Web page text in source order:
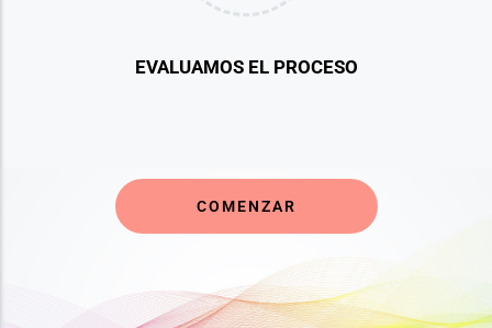
EVALUAMOS EL PROCESO
COMENZAR